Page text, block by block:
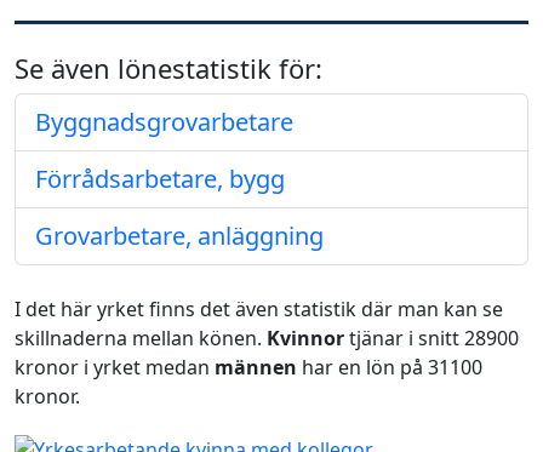
Se även lönestatistik för:
Byggnadsgrovarbetare
Förrådsarbetare, bygg
Grovarbetare, anläggning
I det här yrket finns det även statistik där man kan se
skillnaderna mellan könen. Kvinnortjänar i snitt 28900
kronor i yrket medan männen har en lön på 31100
kronor.